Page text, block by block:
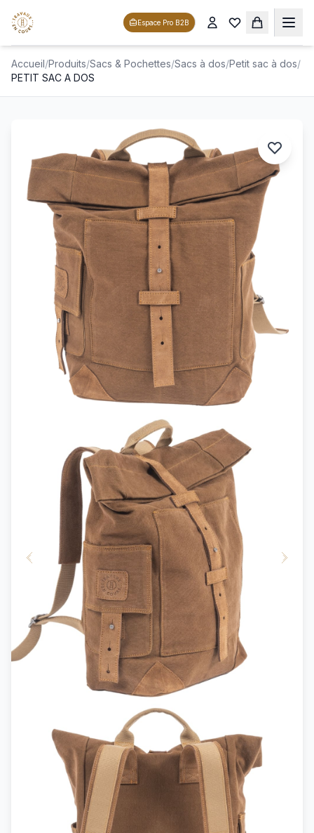
Espace Pro B2B
Accueil/Produits/Sacs & Pochettes/Sacs à dos/Petit sac à dos/
PETIT SAC A DOS